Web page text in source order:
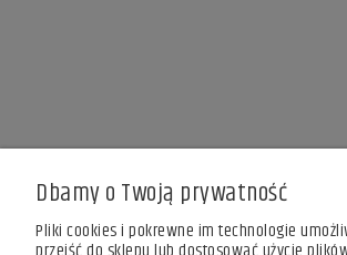
Dbamy o Twoją prywatność
Pliki cookies i pokrewne im technologie